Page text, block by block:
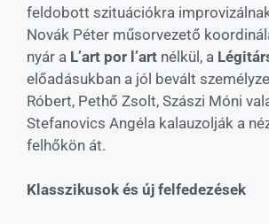
feldobott szituációkra
Novák Péter műsorvezető
nyár a L’art por l’art nélkül, a
előadásukban a jól bevált
Róbert, Pethő Zsolt, Szászi Móni
Stefanovics Angéla kalauzolják a
felhőkön át.
Klasszikusok és új felfedezések